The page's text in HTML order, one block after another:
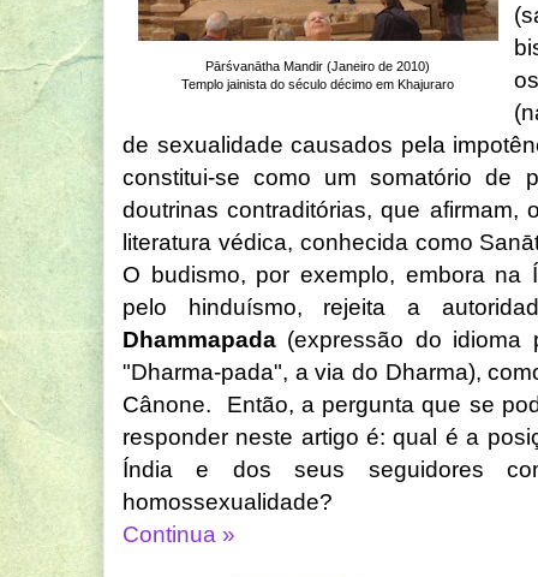
Pārśvanātha Mandir (Janeiro de 2010)
Templo jainista do século décimo em Khajuraro
de sexualidade causados pela
constitui-se como um somatório de
doutrinas contraditórias, que afirmam,
literatura védica, conhecida como
O budismo, por exemplo, embora na
pelo hinduísmo, rejeita a
Dhammapada (expressão do idioma
"Dharma-pada", a via do Dharma),
Cânone. Então, a pergunta que se
responder neste artigo é: qual é a
Índia e dos seus seguidores
homossexualidade?
Continua »